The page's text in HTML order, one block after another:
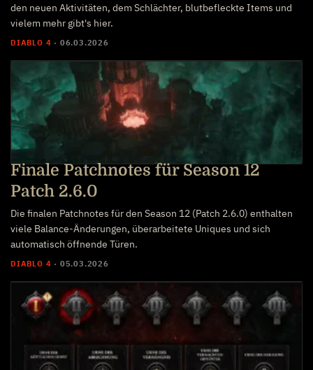
den neuen Aktivitäten, dem Schlächter, blutbefleckte Items und
vielem mehr gibt's hier.
DIABLO 4 · 06.03.2026
Finale Patchnotes für Season 12
Patch 2.6.0
Die finalen Patchnotes für den Season 12 (Patch 2.6.0) enthalten
viele Balance-Änderungen, überarbeitete Uniques und sich
automatisch öffnende Türen.
DIABLO 4 · 05.03.2026